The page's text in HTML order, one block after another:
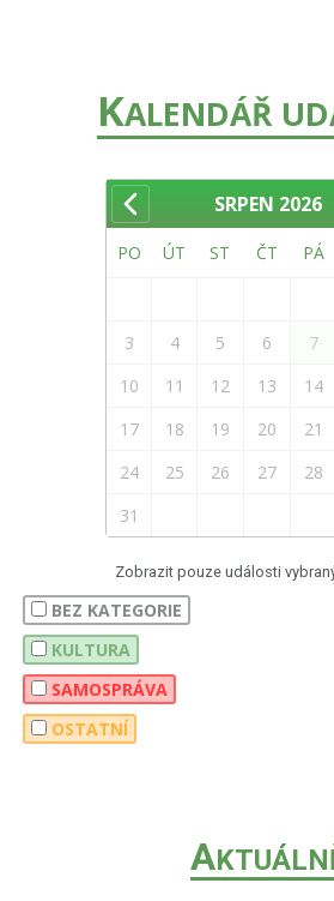
KALENDÁŘ
SRPEN 2026
PO ÚT ST ČT PÁ
3
4 5 6 7
10
11 12 13 14
17
18 19 20 21
24
25 26 27 28
31
Zobrazit pouze události
BEZ KATEGORIE
KULTURA
SAMOSPRÁVA
OSTATNÍ
A